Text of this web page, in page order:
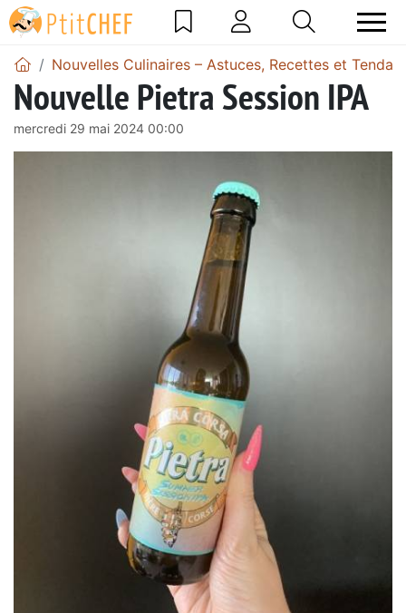
Nouvelles Culinaires – Astuces, Recettes et
Nouvelle Pietra Session IPA
mercredi 29 mai 2024 00:00